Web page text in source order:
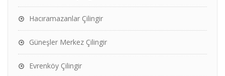
Hacıramazanlar Çilingir
Güneşler Merkez Çilingir
Evrenköy Çilingir